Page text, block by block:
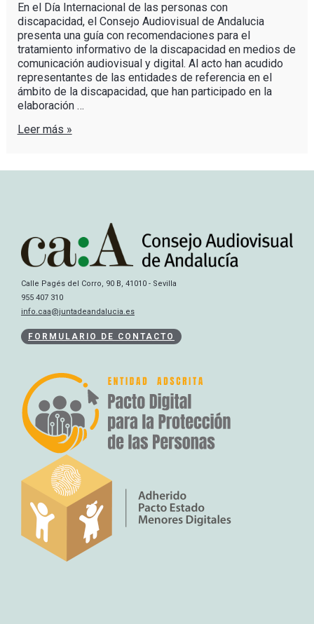
En el Día Internacional de las personas con
discapacidad, el Consejo Audiovisual de Andalucia
presenta una guía con recomendaciones para el
tratamiento informativo de la discapacidad en medios de
comunicación audiovisual y digital. Al acto han acudido
representantes de las entidades de referencia en el
ámbito de la discapacidad, que han participado en la
elaboración …
Leer más »
Calle Pagés del Corro, 90 B, 41010 - Sevilla
955 407 310
info.caa@juntadeandalucia.es
FORMULARIO DE CONTACTO